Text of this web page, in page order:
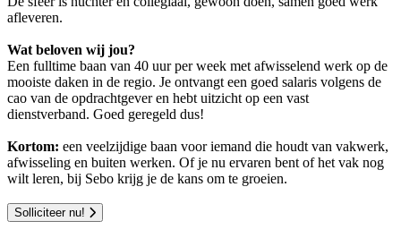
afleveren.
Wat beloven wij jou?
Een fulltime baan van 40 uur per week met afwisselend werk op de
mooiste daken in de regio. Je ontvangt een goed salaris volgens de
cao van de opdrachtgever en hebt uitzicht op een vast
dienstverband. Goed geregeld dus!
Kortom: een veelzijdige baan voor iemand die houdt van vakwerk,
afwisseling en buiten werken. Of je nu ervaren bent of het vak nog
wilt leren, bij Sebo krijg je de kans om te groeien.
Solliciteer nu!